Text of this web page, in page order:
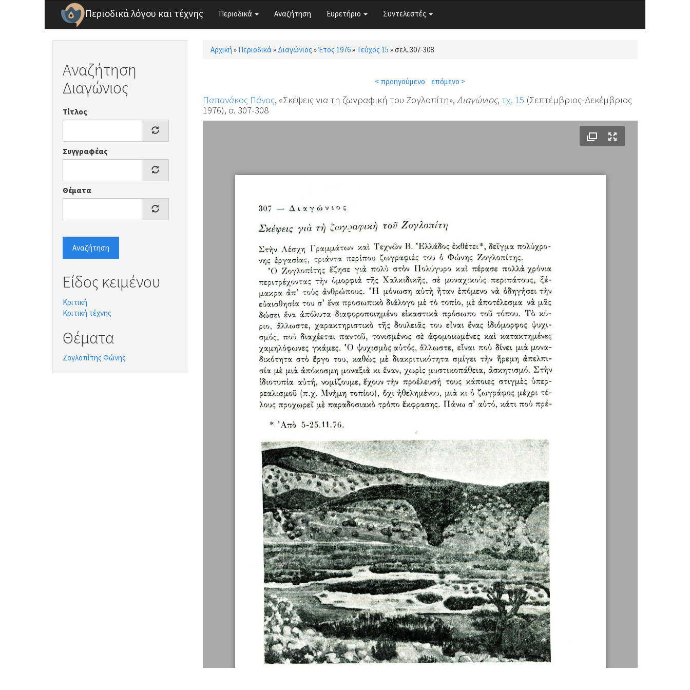
Παράκαμψη προς το κυρίως περιεχόμενο
Περιοδικά λόγου και τέχνης Περιοδικά Αναζήτηση Ευρετήριο Συντελεστές
Αναζήτηση
Διαγώνιος
Τίτλος
Συγγραφέας
Θέματα
Αναζήτηση
Είδος κειμένου
Κριτική
Κριτική τέχνης
Θέματα
Ζογλοπίτης Φώνης
Είστε εδώ
Αρχική » Περιοδικά» Διαγώνιος »Έτος 1976» Τεύχος 15 »σελ. 307-308
< προηγούμενο επόμενο >
Παπανάκος Πάνος, «Σκέψεις για τη ζωγραφική του Ζογλοπίτη», Διαγώνιος, τχ. 15 (Σεπτέμβριος-Δεκέμβριος
1976), σ. 307-308